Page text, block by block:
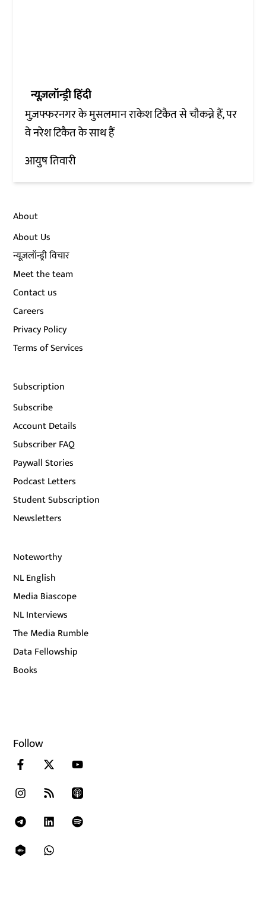
न्यूज़लॉन्ड्री हिंदी
मुज़फ्फरनगर के मुसलमान राकेश टिकैत से चौकन्ने हैं, पर
वे नरेश टिकैत के साथ हैं
आयुष तिवारी
About
About Us
न्यूज़लॉन्ड्री विचार
Meet the team
Contact us
Careers
Privacy Policy
Terms of Services
Subscription
Subscribe
Account Details
Subscriber FAQ
Paywall Stories
Podcast Letters
Student Subscription
Newsletters
Noteworthy
NL English
Media Biascope
NL Interviews
The Media Rumble
Data Fellowship
Books
Follow